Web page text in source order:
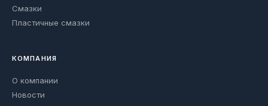
Смазки
Пластичные смазки
КОМПАНИЯ
О компании
Новости